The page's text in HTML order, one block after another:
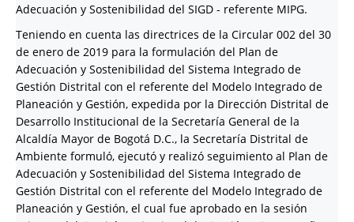
Adecuación y Sostenibilidad del SIGD - referente MIPG.
Teniendo en cuenta las directrices de la Circular 002 del 30
de enero de 2019 para la formulación del Plan de
Adecuación y Sostenibilidad del Sistema Integrado de
Gestión Distrital con el referente del Modelo Integrado de
Planeación y Gestión, expedida por la Dirección Distrital de
Desarrollo Institucional de la Secretaría General de la
Alcaldía Mayor de Bogotá D.C., la Secretaría Distrital de
Ambiente formuló, ejecutó y realizó seguimiento al Plan de
Adecuación y Sostenibilidad del Sistema Integrado de
Gestión Distrital con el referente del Modelo Integrado de
Planeación y Gestión, el cual fue aprobado en la sesión